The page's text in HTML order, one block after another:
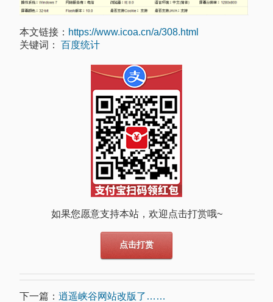
本文链接： https://www.icoa.cn/a/308.html
关键词： 百度统计
如果您愿意支持本站，欢迎点击打赏哦~
点击打赏
下一篇： 逍遥峡谷网站改版了……